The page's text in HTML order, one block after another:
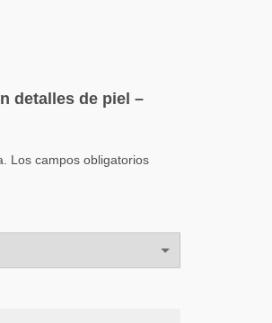
detalles de piel –
Los campos obligatorios